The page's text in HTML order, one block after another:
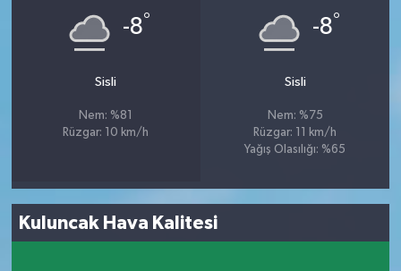
-8°
Sisli
Nem: %81
Rüzgar: 10 km/h
-8°
Sisli
Nem: %75
Rüzgar: 11 km/h
Yağış Olasılığı: %65
Kuluncak Hava Kalitesi